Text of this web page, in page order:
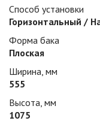
Способ установки
Горизонтальный /
Форма бака
Плоская
Ширина, мм
555
Высота, мм
1075